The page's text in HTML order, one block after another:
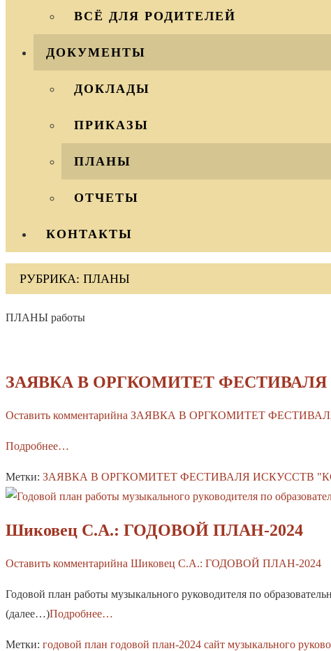
ВСЁ ДЛЯ РОДИТЕЛЕЙ
ДОКУМЕНТЫ
ДОКЛАДЫ
ПРИКАЗЫ
ПЛАНЫ
ОТЧЕТЫ
КОНТАКТЫ
РУБРИКА: ПЛАНЫ
ПЛАНЫ работы
ЗАЯВКА В ОРГКОМИТЕТ
Оставить комментарийна ЗАЯВКА В ОРГКОМИТЕТ
Подробнее…
Метки: ЗАЯВКА В ОРГКОМИТЕТ ФЕСТИВАЛЯ ИСКУССТВ
Шиковец С.А.: ГОДОВОЙ ПЛАН-2024
Оставить комментарийна Шиковец С.А.: ГОДОВОЙ ПЛАН-2024
Годовой план работы музыкального руководителя по
(далее…)Подробнее…
Метки: годовой план годовой план-2024 сайт музыкального